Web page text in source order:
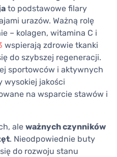
to podstawowe filary
urazów. Ważną rolę
– kolagen, witamina C i
wspierają zdrowie tkanki
do szybszej regeneracji.
sportowców i aktywnych
wysokiej jakości
na wsparcie stawów i
ale ważnych czynników
. Nieodpowiednie buty
do rozwoju stanu